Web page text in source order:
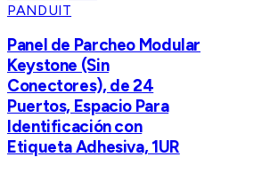
PANDUIT
Panel de Parcheo Modular
Keystone (Sin
Conectores), de 24
Puertos, Espacio Para
Identificación con
Etiqueta Adhesiva, 1UR